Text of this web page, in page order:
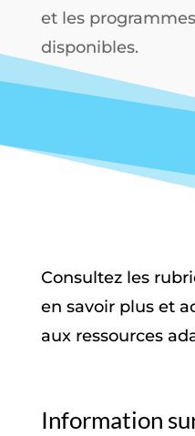
et les
disponibles.
Consultez les
en savoir plus et
aux ressources
Information